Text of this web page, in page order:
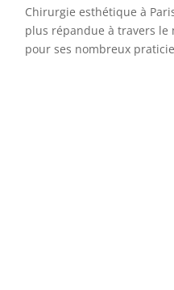
Chirurgie esthétique à
plus répandue à travers le
pour ses nombreux